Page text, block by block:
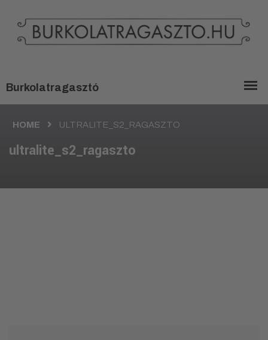
HOME ULTRALITE_S2_RAGASZTO
ultralite_s2_ragaszto